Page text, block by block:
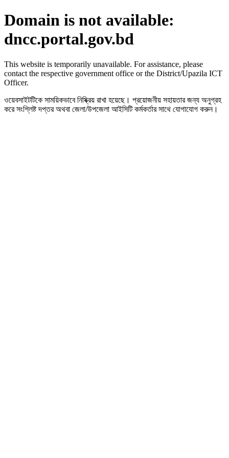
Domain is not available:
dncc.portal.gov.bd
This website is temporarily unavailable. For assistance, please
contact the respective government office or the District/Upazila ICT
Officer.
ওয়েবসাইটটিকে সাময়িকভাবে নিষ্ক্রিয় রাখা হয়েছে। প্রয়োজনীয় সহায়তার জন্য অনুগ্রহ
করে সংশ্লিষ্ট দপ্তর অথবা জেলা/উপজেলা আইসিটি কর্মকর্তার সাথে যোগাযোগ করুন।